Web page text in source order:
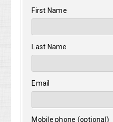
First Name
Last Name
Email
Mobile phone (optional)